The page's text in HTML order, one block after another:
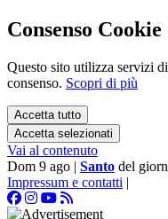
Consenso Cookie
Questo sito utilizza servizi
consenso. Scopri di più
Accetta tutto
Accetta selezionati
Vai al contenuto
Dom 9 ago | Santo del
Impressum e contatti |